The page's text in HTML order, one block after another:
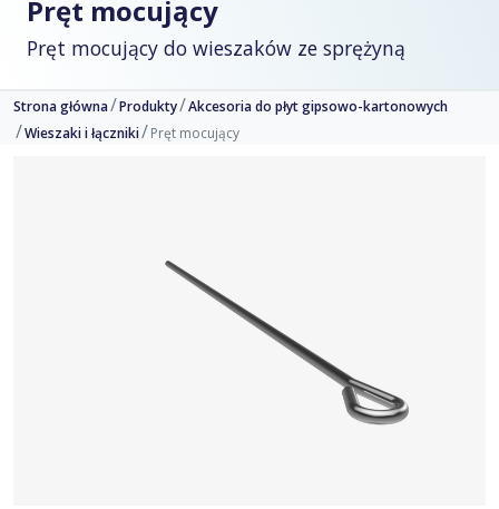
Pręt mocujący
Pręt mocujący do wieszaków ze sprężyną
Strona główna Produkty Akcesoria do płyt gipsowo-kartonowych
Wieszaki i łączniki
Pręt mocujący